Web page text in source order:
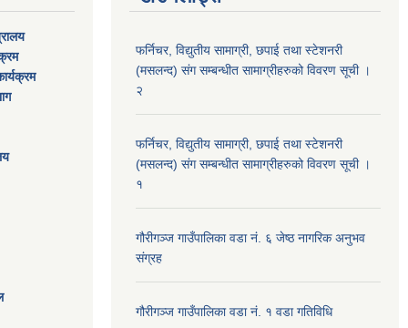
फर्निचर, विद्युतीय सामाग्री, छपाई तथा स्टेशनरी
(मसलन्द) संग सम्बन्धीत सामाग्रीहरुको विवरण सूची ।
२
फर्निचर, विद्युतीय सामाग्री, छपाई तथा स्टेशनरी
(मसलन्द) संग सम्बन्धीत सामाग्रीहरुको विवरण सूची ।
१
गौरीगञ्‍ज गाउँपालिका वडा नं. ६ जेष्ठ नागरिक अनुभव
संग्रह
गौरीगञ्‍ज गाउँपालिका वडा नं. १ वडा गतिविधि